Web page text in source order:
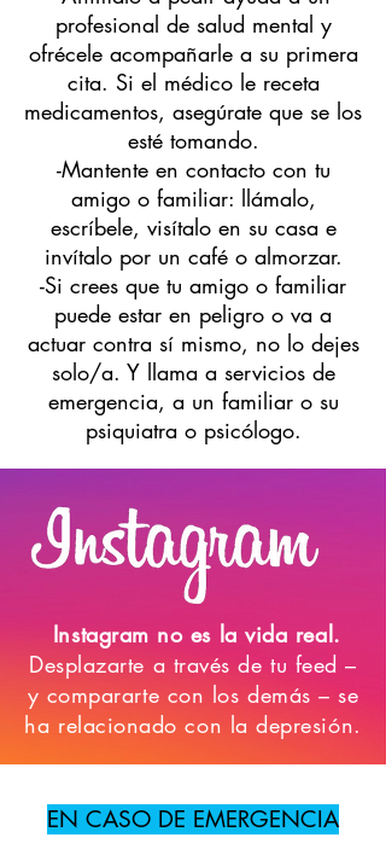
profesional de salud mental y
ofrécele acompañarle a su primera
cita. Si el médico le receta
medicamentos, asegúrate que se los
esté tomando.
-Mantente en contacto con tu
amigo o familiar: llámalo,
escríbele, visítalo en su casa e
invítalo por un café o almorzar.
-Si crees que tu amigo o familiar
puede estar en peligro o va a
actuar contra sí mismo, no lo dejes
solo/a. Y llama a servicios de
emergencia, a un familiar o su
psiquiatra o psicólogo.
Instagram no es la vida real.
Desplazarte a través de tu feed –
y compararte con los demás – se
ha relacionado con la depresión.
EN CASO DE EMERGENCIA